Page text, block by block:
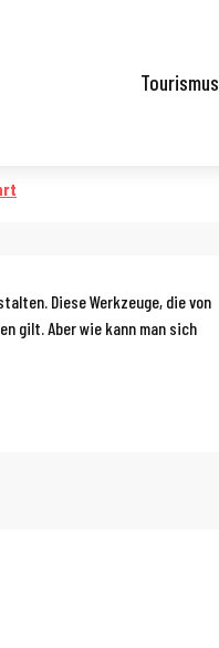
Tourismus
Diese Werkzeuge, die von
gilt. Aber wie kann man sich